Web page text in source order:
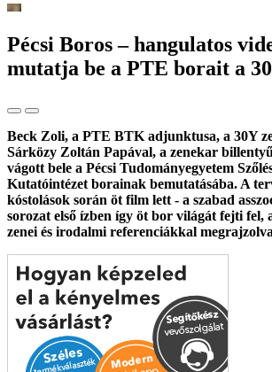
Pécsi Boros – hangulatos
mutatja be a PTE borait a
Beck Zoli, a PTE BTK adjunktusa, a 30Y
Sárközy Zoltán Papával, a zenekar
vágott bele a Pécsi Tudományegyetem
Kutatóintézet borainak bemutatásába. A
kóstolások során öt film lett - a szabad
sorozat első ízben így öt bor világát fejti fel,
zenei és irodalmi referenciákkal